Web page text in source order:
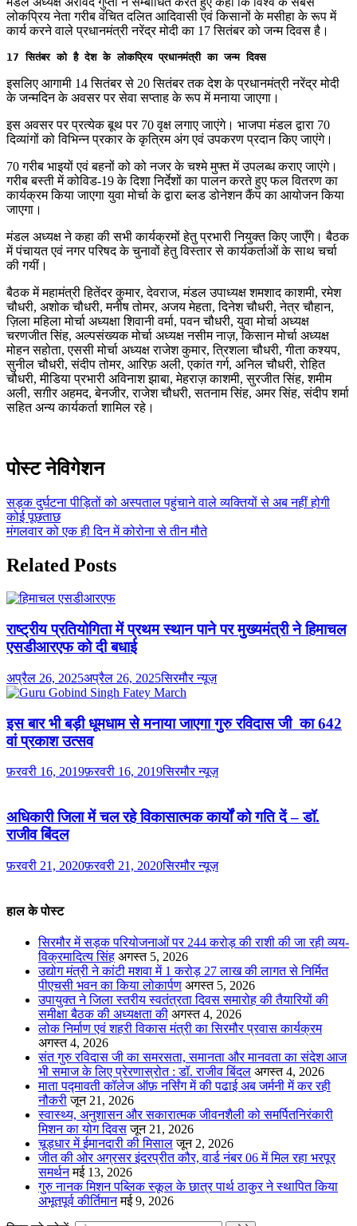
लोकप्रिय नेता गरीब वंचित दलित आदिवासी एवं किसानों के मसीहा के रूप में
कार्य करने वाले प्रधानमंत्री नरेंद्र मोदी का 17 सितंबर को जन्म दिवस है।
17 सितंबर को है देश के लोकप्रिय प्रधानमंत्री का जन्म दिवस
इसलिए आगामी 14 सितंबर से 20 सितंबर तक देश के प्रधानमंत्री नरेंद्र मोदी
के जन्मदिन के अवसर पर सेवा सप्ताह के रूप में मनाया जाएगा।
इस अवसर पर प्रत्येक बूथ पर 70 वृक्ष लगाए जाएंगे। भाजपा मंडल द्वारा 70
दिव्यांगों को विभिन्न प्रकार के कृत्रिम अंग एवं उपकरण प्रदान किए जाएंगे।
70 गरीब भाइयों एवं बहनों को को नजर के चश्मे मुफ्त में उपलब्ध कराए जाएंगे।
गरीब बस्ती में कोविड-19 के दिशा निर्देशों का पालन करते हुए फल वितरण का
कार्यक्रम किया जाएगा युवा मोर्चा के द्वारा ब्लड डोनेशन कैंप का आयोजन किया
जाएगा।
मंडल अध्यक्ष ने कहा की सभी कार्यक्रमों हेतु प्रभारी नियुक्त किए जाएँगे। बैठक
में पंचायत एवं नगर परिषद के चुनावों हेतु विस्तार से कार्यकर्ताओं के साथ चर्चा
की गयीं।
बैठक में महामंत्री हितेंदर कुमार, देवराज, मंडल उपाध्यक्ष शमशाद काशमी, रमेश
चौधरी, अशोक चौधरी, मनीष तोमर, अजय मेहता, दिनेश चौधरी, नेत्र चौहान,
ज़िला महिला मोर्चा अध्यक्षा शिवानी वर्मा, पवन चौधरी, युवा मोर्चा अध्यक्ष
चरणजीत सिंह, अल्पसंख्यक मोर्चा अध्यक्ष नसीम नाज़, किसान मोर्चा अध्यक्ष
मोहन सहोता, एससी मोर्चा अध्यक्ष राजेश कुमार, त्रिशला चौधरी, गीता कश्यप,
सुनील चौधरी, संदीप तोमर, आरिफ़ अली, एकांत गर्ग, अनिल चौधरी, रोहित
चौधरी, मीडिया प्रभारी अविनाश झाबा, मेहराज़ काशमी, सुरजीत सिंह, शमीम
अली, सग़ीर अहमद, बेनजीर, राजेश चौधरी, सतनाम सिंह, अमर सिंह, संदीप शर्मा
सहित अन्य कार्यकर्ता शामिल रहे।
पोस्ट नेविगेशन
सड़क दुर्घटना पीड़ितों को अस्पताल पहुंचाने वाले व्यक्तियों से अब नहीं होगी
कोई पूछताछ
मंगलवार को एक ही दिन में कोरोना से तीन मौते
Related Posts
राष्ट्रीय प्रतियोगिता में प्रथम स्थान पाने पर मुख्यमंत्री ने हिमाचल
एसडीआरएफ को दी बधाई
अप्रैल 26, 2025अप्रैल 26, 2025सिरमौर न्यूज़
इस बार भी बड़ी धूमधाम से मनाया जाएगा गुरु रविदास जी का 642
वां प्रकाश उत्सव
फ़रवरी 16, 2019फ़रवरी 16, 2019सिरमौर न्यूज़
अधिकारी जिला में चल रहे विकासात्मक कार्यों को गति दें – डॉ.
राजीव बिंदल
फ़रवरी 21, 2020फ़रवरी 21, 2020सिरमौर न्यूज़
हाल के पोस्ट
सिरमौर में सड़क परियोजनाओं पर 244 करोड़ की राशी की जा रही व्यय-
विक्रमादित्य सिंह अगस्त 5, 2026
उद्योग मंत्री ने कांटी मशवा में 1 करोड़ 27 लाख की लागत से निर्मित
पीएचसी भवन का किया लोकार्पण अगस्त 5, 2026
उपायुक्त ने जिला स्तरीय स्वतंत्रता दिवस समारोह की तैयारियों की
समीक्षा बैठक की अध्यक्षता की अगस्त 4, 2026
लोक निर्माण एवं शहरी विकास मंत्री का सिरमौर प्रवास कार्यक्रम
अगस्त 4, 2026
संत गुरु रविदास जी का समरसता, समानता और मानवता का संदेश आज
भी समाज के लिए प्रेरणास्रोत : डॉ. राजीव बिंदल अगस्त 4, 2026
माता पद्मावती कॉलेज ऑफ़ नर्सिंग में की पढाई अब जर्मनी में कर रही
नौकरी जून 21, 2026
स्वास्थ्य, अनुशासन और सकारात्मक जीवनशैली को समर्पितनिरंकारी
मिशन का योग दिवस जून 21, 2026
चूड़धार में ईमानदारी की मिसाल जून 2, 2026
जीत की ओर अग्रसर इंदरप्रीत कौर, वार्ड नंबर 06 में मिल रहा भरपूर
समर्थन मई 13, 2026
गुरु नानक मिशन पब्लिक स्कूल के छात्र पार्थ ठाकुर ने स्थापित किया
अभूतपूर्व कीर्तिमान मई 9, 2026